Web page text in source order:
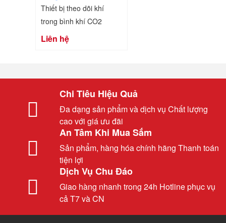
Thiết bị theo dõi khí
trong bình khí CO2
Liên hệ
Chi Tiêu Hiệu Quả
Đa dạng sản phẩm và dịch vụ Chất lượng
cao với giá ưu đãi
An Tâm Khi Mua Sắm
Sản phẩm, hàng hóa chính hãng Thanh toán
tiện lợi
Dịch Vụ Chu Đáo
Giao hàng nhanh trong 24h Hotline phục vụ
cả T7 và CN